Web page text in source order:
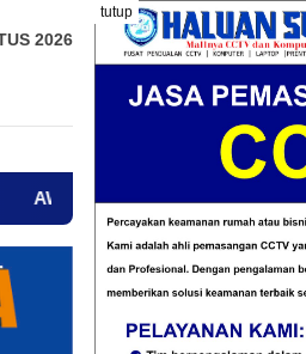
tutup
2026
dan Kecam Provokasi di